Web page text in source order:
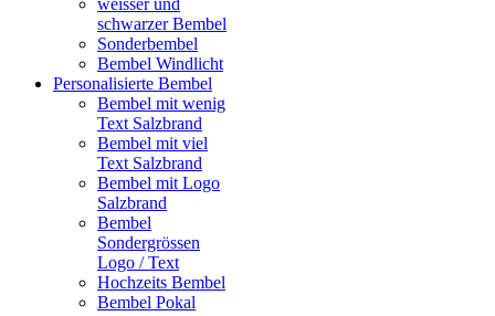
weisser und
schwarzer Bembel
Sonderbembel
Bembel Windlicht
Personalisierte Bembel
Bembel mit wenig
Text Salzbrand
Bembel mit viel
Text Salzbrand
Bembel mit Logo
Salzbrand
Bembel
Sondergrössen
Logo / Text
Hochzeits Bembel
Bembel Pokal